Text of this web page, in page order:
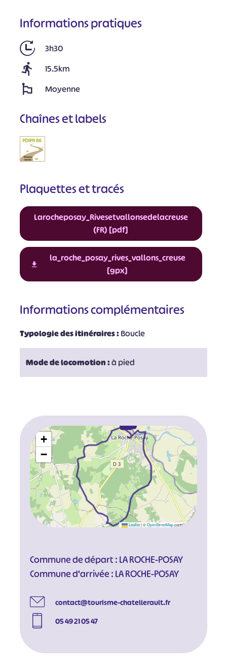
Informations pratiques
3h30
15.5km
Moyenne
Chaînes et labels
Plaquettes et tracés
Larocheposay_Rivesetvallonsedelacreuse
(FR) [pdf]
la_roche_posay_rives_vallons_creuse
[gpx]
Informations complémentaires
Typologie des itinéraires :Boucle
Mode de locomotion :à pied
+
−
Leaflet |©OpenStreetMapcontributors
Commune de départ : LA ROCHE-POSAY
Commune d'arrivée : LA ROCHE-POSAY
contact@tourisme-chatellerault.fr
05 49 21 05 47